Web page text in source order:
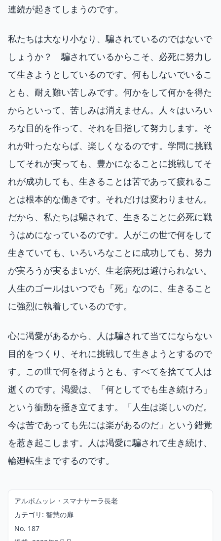
連続が起きてしまうのです。
私たちは大なり小なり、騙されているのではないで
しょうか？ 騙されているからこそ、必死に努力し
て生きようとしているのです。何もしないでいるこ
とも、耐え難い苦しみです。何かをして何かを得た
からといって、苦しみは消えません。人々はいろい
ろな目的を作って、それを目指して努力します。そ
れが叶ったならば、楽しくなるのです。学問に挑戦
してそれが実っても、豊かになることに挑戦してそ
れが成功しても、生きることは苦であって疲れるこ
とは根本的な働きです。それだけは変わりません。
だから、私たちは騙されて、生きることに必死に戦
うはめになっているのです。人がこの世で何をして
生きていても、いろいろなことに成功しても、努力
が実ろうが実るまいが、生老病死は避けられない。
人生のゴールはいつでも「死」なのに、生きること
に強烈に執着しているのです。
心に渇愛があるから、人は騙されて当てにならない
目的をつくり、それに挑戦して生きようとするので
す。この世で何を得ようとも、すべてを捨てて人は
逝くのです。渇愛は、「何としてでも生き続けろ」
という衝動を掻き立てます。「人生は楽しいのだ。
今は苦であっても先には楽があるのだ」という錯覚
を惹き起こします。人は渇愛に騙されて生き続け、
輪廻転生までするのです。
アルボムッレ・スマナサーラ長老
カテゴリ: 智慧の扉
No. 187